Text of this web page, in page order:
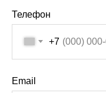
Телефон
+7
Email